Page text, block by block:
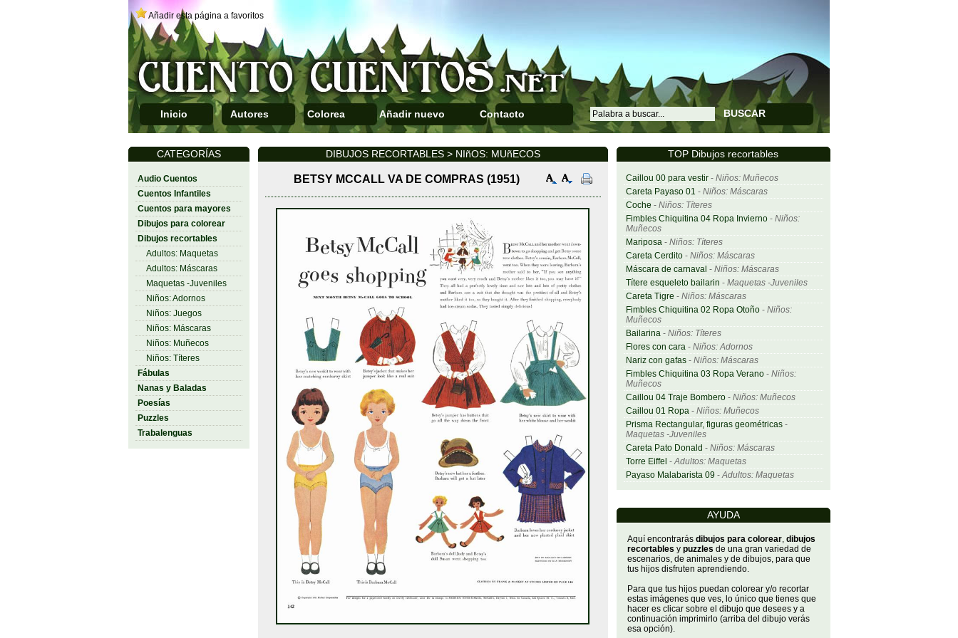
Añadir esta página a favoritos
Inicio Autores Colorea Añadir nuevo Contacto BUSCAR
TOP Dibujos recortables
Caillou 00 para vestir- Niños: Muñecos
Careta Payaso 01 - Niños: Máscaras
Coche - Niños: Títeres
Fimbles Chiquitina 04 Ropa Invierno- Niños:
Muñecos
Mariposa- Niños: Títeres
Careta Cerdito- Niños: Máscaras
Máscara de carnaval - Niños: Máscaras
Títere esqueleto bailarin - Maquetas -Juveniles
Careta Tigre - Niños: Máscaras
Fimbles Chiquitina 02 Ropa Otoño- Niños:
Muñecos
Bailarina- Niños: Títeres
Flores con cara- Niños: Adornos
Nariz con gafas- Niños: Máscaras
Fimbles Chiquitina 03 Ropa Verano- Niños:
Muñecos
Caillou 04 Traje Bombero- Niños: Muñecos
Caillou 01 Ropa- Niños: Muñecos
Prisma Rectangular, figuras geométricas-
Maquetas -Juveniles
Careta Pato Donald - Niños: Máscaras
Torre Eiffel -Adultos: Maquetas
Payaso Malabarista 09 -Adultos: Maquetas
AYUDA
Aquí encontrarás dibujos para colorear, dibujos
recortables y puzzles de una gran variedad de
escenarios, de animales y de dibujos, para que
tus hijos disfruten aprendiendo.
Para que tus hijos puedan colorear y/o recortar
estas imágenes que ves, lo único que tienes que
hacer es clicar sobre el dibujo que desees y a
continuación imprimirlo (arriba del dibujo verás
esa opción).
CATEGORÍAS
Audio Cuentos
Cuentos Infantiles
Cuentos para mayores
Dibujos para colorear
Dibujos recortables
Adultos: Maquetas
Adultos: Máscaras
Maquetas -Juveniles
Niños: Adornos
Niños: Juegos
Niños: Máscaras
Niños: Muñecos
Niños: Títeres
Fábulas
Nanas y Baladas
Poesías
Puzzles
Trabalenguas
DIBUJOS RECORTABLES > NIñOS: MUñECOS
BETSY MCCALL VA DE COMPRAS (1951)